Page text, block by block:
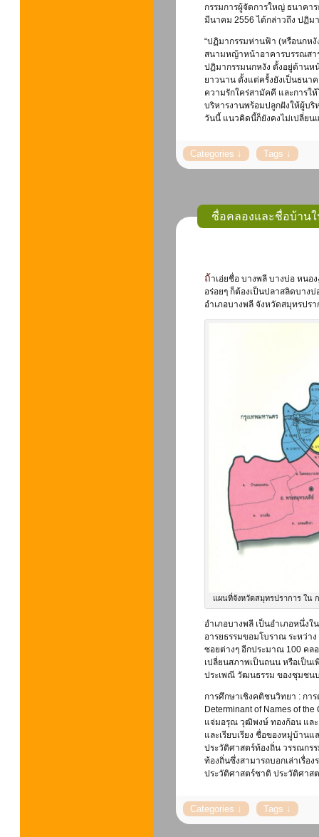
กรรมการผู้จัดการใหญ่ ธนาค
มีนาคม 2556 ได้กล่าวถึง ปฏิม
“ปฏิมากรรมห่านฟ้า (หรือนกหงั
สนามหญ้าหน้าอาคารบรรณสา
ปฏิมากรรมนกหงัง ตั้งอยู่ด้านห
ยาวนาน ตั้งแต่ครั้งยังเป็นธนา
ความรักใคร่สามัคคี และการใ
บริหารงานพร้อมปลูกฝังให้ผู้บ
วันนี้ แนวคิดนี้ก็ยังคงไม่เปลี่ย
ชื่อคลองและชื่อบ้านใ
ถ้าเอ่ยชื่อ บางพลี บางบ่อ หนองงูเห่า คนส่วนใหญ่ก็จะคุ้นหูและรู้ว่า แต่ละชื่อ มีความเด่นหรือดังในด้านใด เช่น ปลาสลิด
อร่อยๆ ก็ต้องเป็นปลาสลิดบาง
อำเภอบางพลี จังหวัดสมุทรปรา
แผนที่จังหวัดสมุทรปราการ ใน
อำเภอบางพลี เป็นอำเภอหนึ่ง
อารยธรรมขอมโบราณ ระหว่า
ซอยต่างๆ อีกประมาณ 100 คล
เปลี่ยนสภาพเป็นถนน หรือเป็น
ประเพณี วัฒนธรรม ของชุมชน
การศึกษาเชิงคติชนวิทยา : กา
Determinant of Names of
แจ่มอรุณ วุฒิพงษ์ ทองก้อน และ
และเรียบเรียง ชื่อของหมู่บ้าน
ประวัติศาสตร์ท้องถิ่น วรรณกร
ท้องถิ่นซึ่งสามารถบอกเล่าเรื่อ
ประวัติศาสตร์ชาติ ประวัติศา